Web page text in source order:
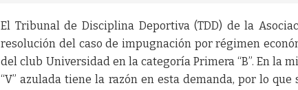
El Tribunal de Disciplina Deportiva (TDD) de la
resolución del caso de impugnación por régimen
del club Universidad en la categoría Primera “B”. En la
“V” azulada tiene la razón en esta demanda, por lo